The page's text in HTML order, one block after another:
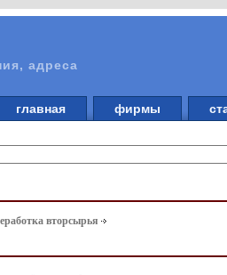
адреса
главная фирмы
вторсырья